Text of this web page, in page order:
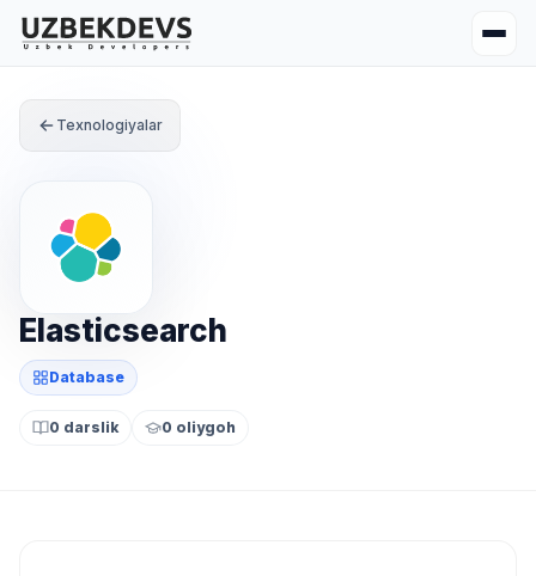
Texnologiyalar
Elasticsearch
Database
0 darslik 0 oliygoh